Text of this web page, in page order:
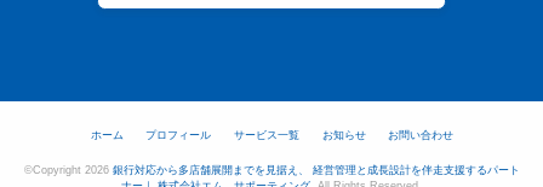
ホーム プロフィール サービス一覧 お知らせ お問い合わせ
©Copyright 2026 銀行対応から多店舗展開までを見据え、 経営管理と成長設計を伴走支援するパート